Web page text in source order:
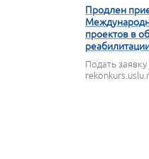
Продлен
проектов в
Подать